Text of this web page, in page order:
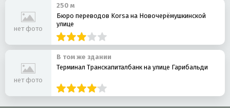
нет фото
250 м
Бюро переводов Korsa на Новочерёмушкинской
улице
нет фото
В том же здании
Терминал Транскапиталбанк на улице Гарибальди